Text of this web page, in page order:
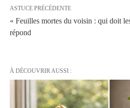
ASTUCE PRÉCÉDENTE
« Feuilles mortes du voisin : qui doit
répond
À DÉCOUVRIR AUSSI :